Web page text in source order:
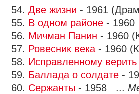
54. Две жизни - 1961
55. В одном районе -
56. Мичман Панин - 1960
57. Ровесник века - 1960
58. Исправленному верить
59. Баллада о солдате -
60. Сержанты - 1958 ...